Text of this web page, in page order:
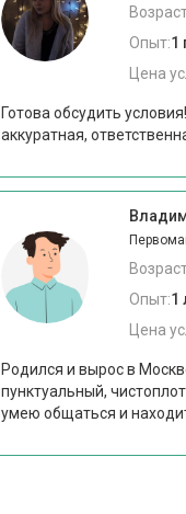
Опыт:1
Цена
Готова обсудить
аккуратная,
Опыт:1
Цена
Родился и вырос в
пунктуальный,
умею общаться и